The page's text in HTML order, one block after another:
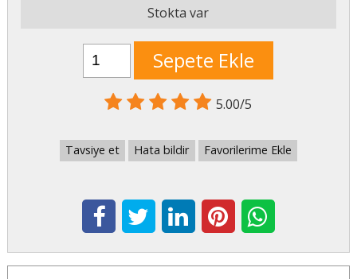
Stokta var
Sepete Ekle
5.00/5
Tavsiye et Hata bildir Favorilerime Ekle